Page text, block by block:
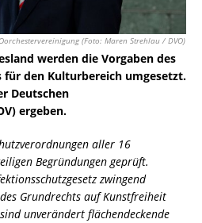
(Foto: Maren Strehlau / DVO)
werden die Vorgaben des
für den Kulturbereich umgesetzt.
Deutschen
ergeben.
aller 16
Begründungen geprüft.
zwingend
Grundrechts auf Kunstfreiheit
unverändert flächendeckende